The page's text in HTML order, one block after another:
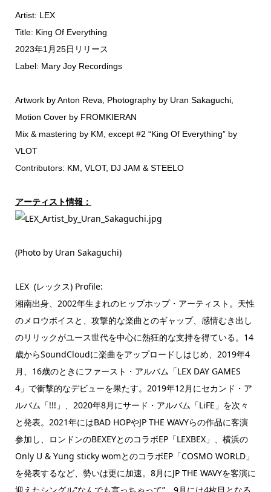
Artist: LEX
Title: King Of Everything
2023年1月25日リリース
Label: Mary Joy Recordings
Artwork by Anton Reva, Photography by Uran Sakaguchi,
Motion Cover by FROMKIERAN
Mix & mastering by KM, except #2 “King Of Everything” by
VLOT
Contributors: KM, VLOT, DJ JAM & STEELO
アーティスト情報：
(Photo by Uran Sakaguchi)
LEX (レックス) Profile:
湘南出身、2002年生まれのヒップホップ・アーティスト。 天性
のメロウボイスと、攻撃的な楽曲とのギャップ、 感情むき出し
のリリックがユース世代を中心に熱狂的な支持を得ている。 14
歳からSoundCloudに楽曲をアップロードしはじめ、 2019年4
月、16歳のときにファースト・アルバム「LEX DAY GAMES
4」で衝撃的なデビューを果たす。2019年12月にセカンド・ ア
ルバム「!!!」、2020年8月にサード・アルバム「LiFE」を次々
と発表。2021年にはBAD HOPやJP THE WAVYらの作品に客演
参加し、
ロンドンのBEXEYとのコラボEP「LEXBEX」、 横浜の
Only U & Yung sticky womとのコラボEP「COSMO WORLD」
を発表するなど、勢いは更に加速。8月にJP THE WAVYを客演に